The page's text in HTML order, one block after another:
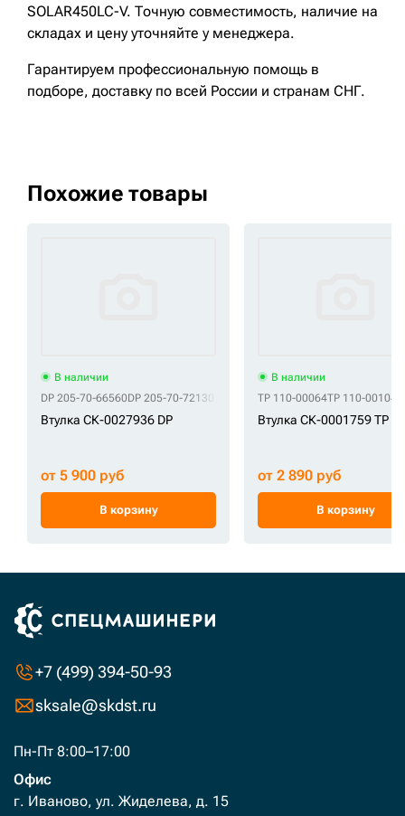
SOLAR450LC-V. Точную совместимость, наличие на
складах и цену уточняйте у менеджера.
Гарантируем профессиональную помощь в
подборе, доставку по всей России и странам СНГ.
Похожие товары
В наличии
DP 205-70-66560DP 205-70-72130
Втулка СК-0027936 DP
от 5 900 руб
В корзину
В наличии
TP 110-00064TP 110-00104
Втулка СК-0001759 TP
от 2 890 руб
В корзину
+7 (499) 394-50-93
sksale@skdst.ru
Пн-Пт 8:00–17:00
Офис
г. Иваново, ул. Жиделева, д. 15